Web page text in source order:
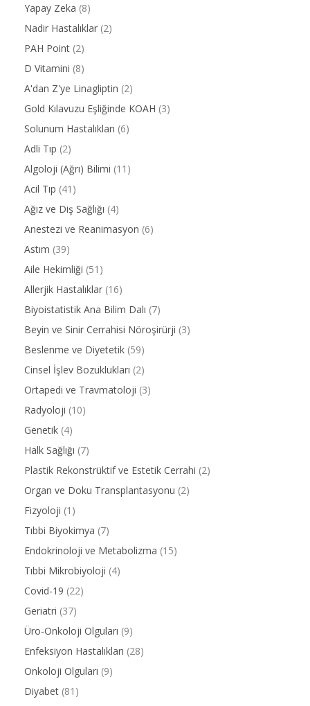
Yapay Zeka (8)
Nadir Hastalıklar (2)
PAH Point (2)
D Vitamini (8)
A'dan Z'ye Linagliptin (2)
Gold Kılavuzu Eşliğinde KOAH (3)
Solunum Hastalıkları (6)
Adli Tıp (2)
Algoloji (Ağrı) Bilimi (11)
Acil Tıp (41)
Ağız ve Diş Sağlığı (4)
Anestezi ve Reanimasyon (6)
Astım (39)
Aile Hekimliği (51)
Allerjik Hastalıklar (16)
Biyoistatistik Ana Bilim Dalı (7)
Beyin ve Sinir Cerrahisi Nöroşirürji (3)
Beslenme ve Diyetetik (59)
Cinsel İşlev Bozuklukları (2)
Ortapedi ve Travmatoloji (3)
Radyoloji (10)
Genetik (4)
Halk Sağlığı (7)
Plastik Rekonstrüktif ve Estetik Cerrahi (2)
Organ ve Doku Transplantasyonu (2)
Fizyoloji (1)
Tıbbi Biyokimya (7)
Endokrinoloji ve Metabolizma (15)
Tıbbi Mikrobiyoloji (4)
Covid-19 (22)
Geriatri (37)
Üro-Onkoloji Olguları (9)
Enfeksiyon Hastalıkları (28)
Onkoloji Olguları (9)
Diyabet (81)